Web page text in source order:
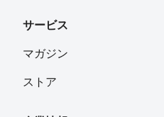
サービス
マガジン
ストア